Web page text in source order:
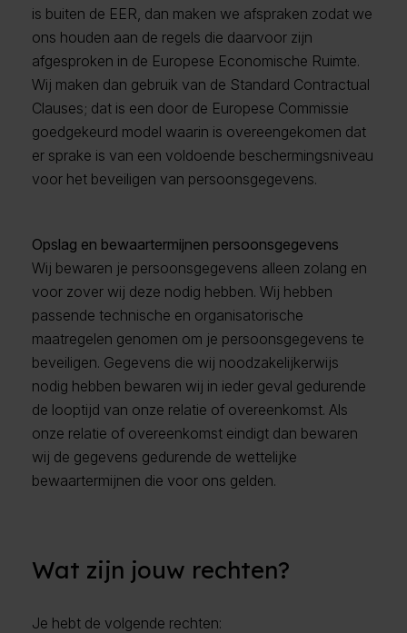
is buiten de EER, dan maken we afspraken zodat we
ons houden aan de regels die daarvoor zijn
afgesproken in de Europese Economische Ruimte.
Wij maken dan gebruik van de Standard Contractual
Clauses; dat is een door de Europese Commissie
goedgekeurd model waarin is overeengekomen dat
er sprake is van een voldoende beschermingsniveau
voor het beveiligen van persoonsgegevens.
Opslag en bewaartermijnen persoonsgegevens
Wij bewaren je persoonsgegevens alleen zolang en
voor zover wij deze nodig hebben. Wij hebben
passende technische en organisatorische
maatregelen genomen om je persoonsgegevens te
beveiligen. Gegevens die wij noodzakelijkerwijs
nodig hebben bewaren wij in ieder geval gedurende
de looptijd van onze relatie of overeenkomst. Als
onze relatie of overeenkomst eindigt dan bewaren
wij de gegevens gedurende de wettelijke
bewaartermijnen die voor ons gelden.
Wat zijn jouw rechten?
Je hebt de volgende rechten: